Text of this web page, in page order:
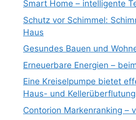
Smart Home – intelligente
Schutz vor Schimmel:
Haus
Gesundes Bauen und
Erneuerbare Energien –
Eine Kreiselpumpe bietet
Haus- und Kellerüberflutung
Contorion Markenranking –